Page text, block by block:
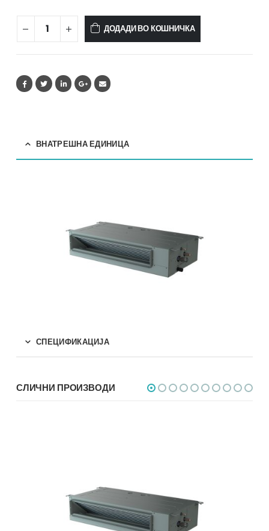
каналска
единица
-
quantity
ДОДАДИ ВО КОШНИЧКА
ВНАТРЕШНА ЕДИНИЦА
СПЕЦИФИКАЦИЈА
СЛИЧНИ ПРОИЗВОДИ